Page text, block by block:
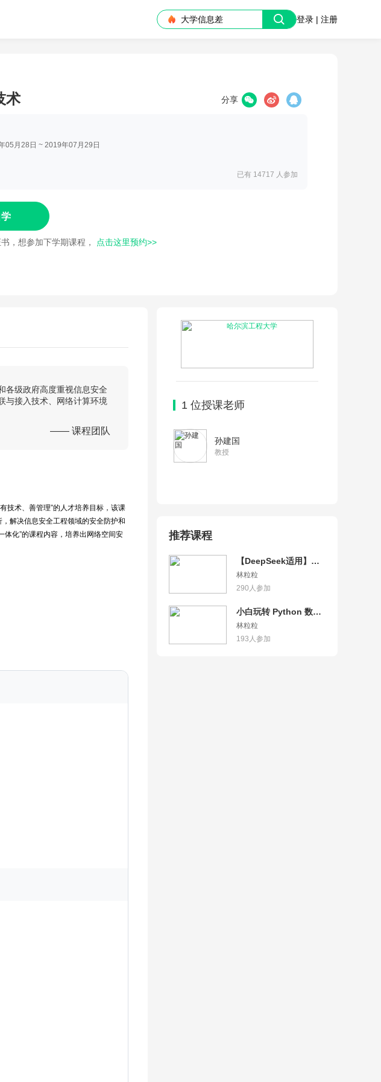
大学信息差 登录 | 注册
术 分享
05月28日 ~ 2019年07月29日
已有 14717 人参加
，想参加下学期课程， 点击这里预约>>
各级政府高度重视信息安全
与接入技术、网络计算环境
—— 课程团队
技术、善管理”的人才培养目标，该课
解决信息安全工程领域的安全防护和
化”的课程内容，培养出网络空间安
1 位授课老师
孙建国
教授
推荐课程
【DeepSeek适用】小
白玩转AI大模型应用开
发
林粒粒
290 人参加
小白玩转 Python 数据
分析
林粒粒
193 人参加